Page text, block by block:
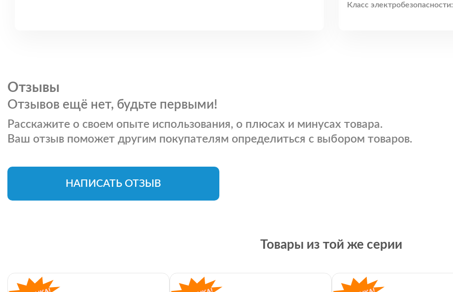
Класс электробезопасности:
Отзывы
Отзывов ещё нет, будьте первыми!
Расскажите о своем опыте использования, о плюсах и минусах товара.
Ваш отзыв поможет другим покупателям определиться с выбором товаров.
НАПИСАТЬ ОТЗЫВ
Товары из той же серии